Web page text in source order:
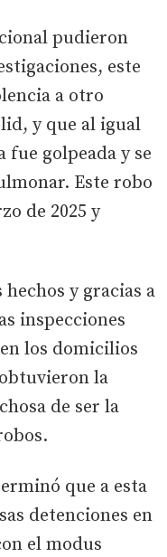
pudieron
este
a otro
y que al igual
golpeada y se
Este robo
de 2025 y
y gracias a
inspecciones
los domicilios
la
de ser la
que a esta
detenciones en
el modus